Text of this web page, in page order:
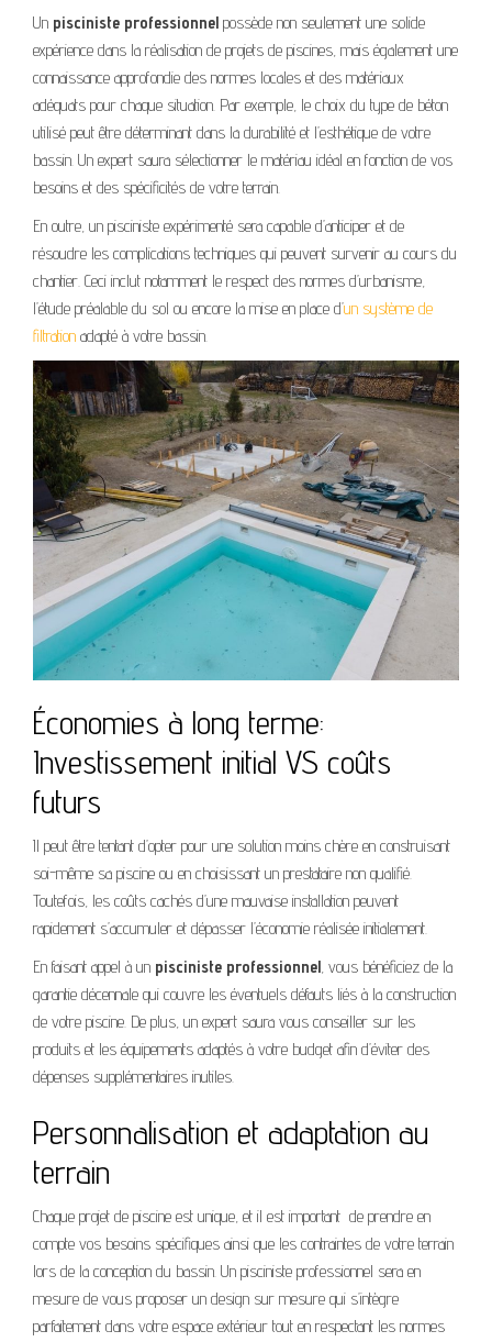
Un pisciniste professionnel possède non seulement une solide
expérience dans la réalisation de projets de piscines, mais également une
connaissance approfondie des normes locales et des matériaux
adéquats pour chaque situation. Par exemple, le choix du type de béton
utilisé peut être déterminant dans la durabilité et l’esthétique de votre
bassin. Un expert saura sélectionner le matériau idéal en fonction de vos
besoins et des spécificités de votre terrain.
En outre, un pisciniste expérimenté sera capable d’anticiper et de
résoudre les complications techniques qui peuvent survenir au cours du
chantier. Ceci inclut notamment le respect des normes d’urbanisme,
l’étude préalable du sol ou encore la mise en place d’un système de
filtration adapté à votre bassin.
Économies à long terme:
Investissement initial VS coûts
futurs
Il peut être tentant d’opter pour une solution moins chère en construisant
soi-même sa piscine ou en choisissant un prestataire non qualifié.
Toutefois, les coûts cachés d’une mauvaise installation peuvent
rapidement s’accumuler et dépasser l’économie réalisée initialement.
En faisant appel à un pisciniste professionnel, vous bénéficiez de la
garantie décennale qui couvre les éventuels défauts liés à la construction
de votre piscine. De plus, un expert saura vous conseiller sur les
produits et les équipements adaptés à votre budget afin d’éviter des
dépenses supplémentaires inutiles.
Personnalisation et adaptation au
terrain
Chaque projet de piscine est unique, et il est important de prendre en
compte vos besoins spécifiques ainsi que les contraintes de votre terrain
lors de la conception du bassin. Un pisciniste professionnel sera en
mesure de vous proposer un design sur mesure qui s’intègre
parfaitement dans votre espace extérieur tout en respectant les normes